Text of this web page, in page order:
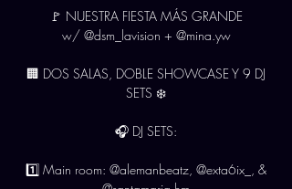
🚩 NUESTRA FIESTA MÁS GRANDE
w/ @dsm_lavision + @mina.yw
🏢 DOS SALAS, DOBLE SHOWCASE Y 9 DJ
SETS ❄️
🎧 DJ SETS:
1️⃣ Main room: @alemanbeatz, @exta6ix_, &